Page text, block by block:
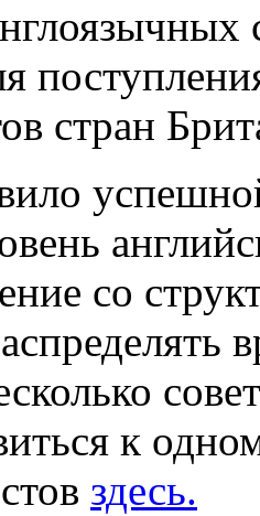
стран
со
к
здесь.